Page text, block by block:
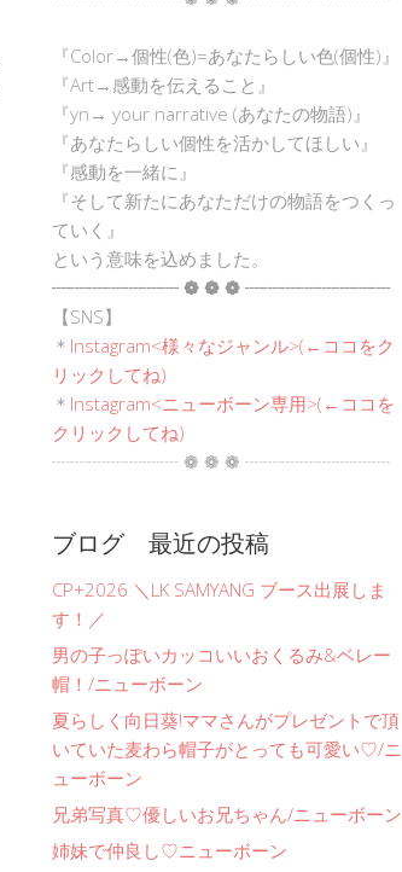
『Color→個性(色)=あなたらしい色(個性)』
『Art→感動を伝えること』
『yn→ your narrative (あなたの物語)』
『あなたらしい個性を活かしてほしい』
『感動を一緒に』
『そして新たにあなただけの物語をつくっ
ていく』
という意味を込めました。
┈┈┈┈┈┈┈ ❁ ❁ ❁ ┈┈┈┈┈┈┈┈
【SNS】
＊ Instagram<様々なジャンル>(←ココをク
リックしてね)
＊ Instagram<ニューボーン専用>(←ココを
クリックしてね)
┈┈┈┈┈┈┈ ❁ ❁ ❁ ┈┈┈┈┈┈┈┈
ブログ 最近の投稿
CP+2026 ＼LK SAMYANG ブース出展しま
す！／
男の子っぽいカッコいいおくるみ&ベレー
帽！/ニューボーン
夏らしく向日葵!ママさんがプレゼントで頂
いていた麦わら帽子がとっても可愛い♡/ニ
ューボーン
兄弟写真♡優しいお兄ちゃん/ニューボーン
姉妹で仲良し♡ニューボーン